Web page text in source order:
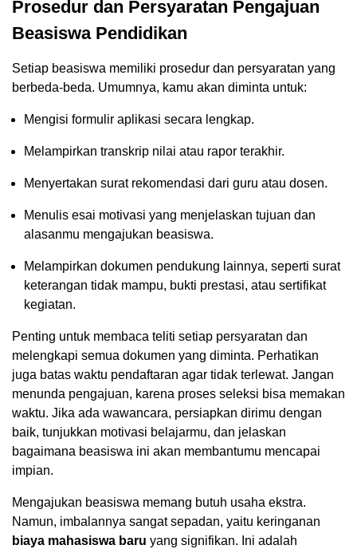
Prosedur dan Persyaratan Pengajuan
Beasiswa Pendidikan
Setiap beasiswa memiliki prosedur dan persyaratan yang
berbeda-beda. Umumnya, kamu akan diminta untuk:
Mengisi formulir aplikasi secara lengkap.
Melampirkan transkrip nilai atau rapor terakhir.
Menyertakan surat rekomendasi dari guru atau dosen.
Menulis esai motivasi yang menjelaskan tujuan dan
alasanmu mengajukan beasiswa.
Melampirkan dokumen pendukung lainnya, seperti surat
keterangan tidak mampu, bukti prestasi, atau sertifikat
kegiatan.
Penting untuk membaca teliti setiap persyaratan dan
melengkapi semua dokumen yang diminta. Perhatikan
juga batas waktu pendaftaran agar tidak terlewat. Jangan
menunda pengajuan, karena proses seleksi bisa memakan
waktu. Jika ada wawancara, persiapkan dirimu dengan
baik, tunjukkan motivasi belajarmu, dan jelaskan
bagaimana beasiswa ini akan membantumu mencapai
impian.
Mengajukan beasiswa memang butuh usaha ekstra.
Namun, imbalannya sangat sepadan, yaitu keringanan
biaya mahasiswa baru yang signifikan. Ini adalah